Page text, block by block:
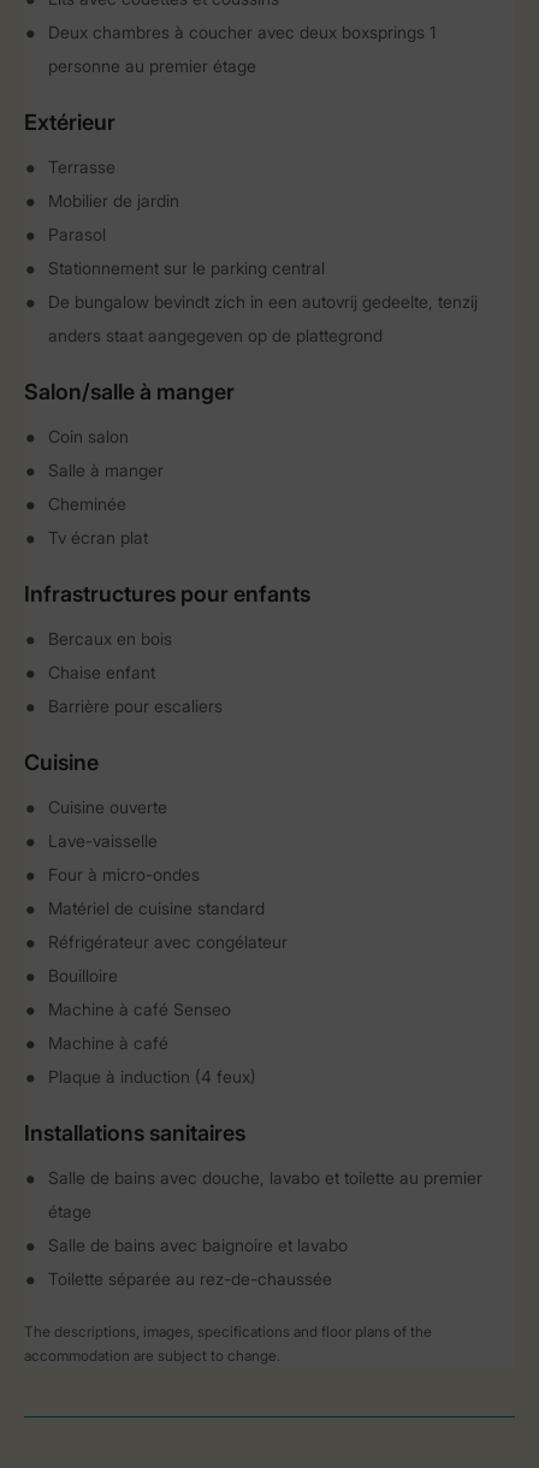
Deux chambres à coucher avec deux boxsprings 1
personne au premier étage
Extérieur
Terrasse
Mobilier de jardin
Parasol
Stationnement sur le parking central
De bungalow bevindt zich in een autovrij gedeelte, tenzij
anders staat aangegeven op de plattegrond
Salon/salle à manger
Coin salon
Salle à manger
Cheminée
Tv écran plat
Infrastructures pour enfants
Bercaux en bois
Chaise enfant
Barrière pour escaliers
Cuisine
Cuisine ouverte
Lave-vaisselle
Four à micro-ondes
Matériel de cuisine standard
Réfrigérateur avec congélateur
Bouilloire
Machine à café Senseo
Machine à café
Plaque à induction (4 feux)
Installations sanitaires
Salle de bains avec douche, lavabo et toilette au premier
étage
Salle de bains avec baignoire et lavabo
Toilette séparée au rez-de-chaussée
The descriptions, images, specifications and floor plans of the
accommodation are subject to change.